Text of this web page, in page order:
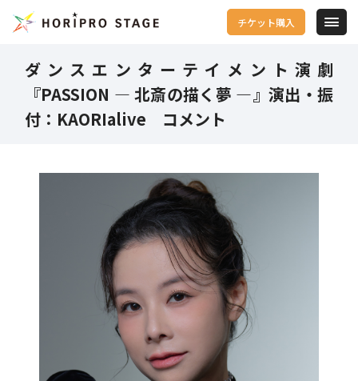
チケット購入
ダンスエンターテイメント演劇
『PASSION ― 北斎の描く夢 ―』演出・振
付：KAORIalive コメント